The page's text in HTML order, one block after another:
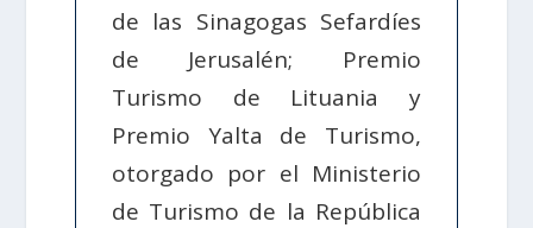
de las Sinagogas Sefardíes
de Jerusalén; Premio
Turismo de Lituania y
Premio Yalta de Turismo,
otorgado por el Ministerio
de Turismo de la República